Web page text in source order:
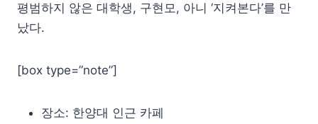
평범하지 않은 대학생, 구현모, 아니 ‘지켜본다’를 만
났다.
[box type=”note”]
장소: 한양대 인근 카페